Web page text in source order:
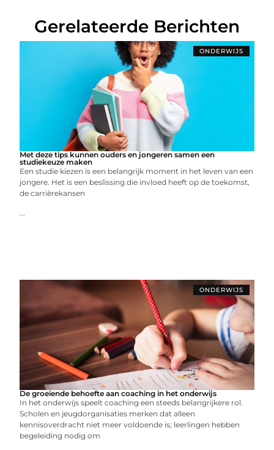
Gerelateerde Berichten
ONDERWIJS
Met deze tips kunnen ouders en jongeren samen een
studiekeuze maken
Een studie kiezen is een belangrijk moment in het leven van een
jongere. Het is een beslissing die invloed heeft op de toekomst,
de carrièrekansen
...
ONDERWIJS
De groeiende behoefte aan coaching in het onderwijs
In het onderwijs speelt coaching een steeds belangrijkere rol.
Scholen en jeugdorganisaties merken dat alleen
kennisoverdracht niet meer voldoende is; leerlingen hebben
begeleiding nodig om